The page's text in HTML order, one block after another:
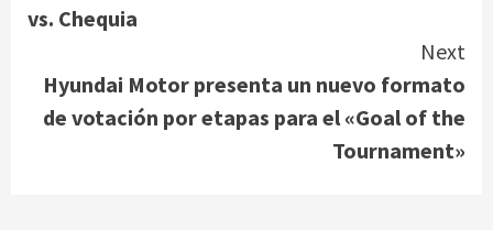
vs. Chequia
Next
Hyundai Motor presenta un nuevo formato
de votación por etapas para el «Goal of the
Tournament»